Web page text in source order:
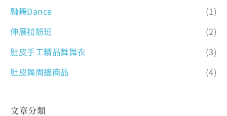
融舞Dance
(1)
伸展拉筋班
(2)
肚皮手工精品舞舞衣
(3)
肚皮舞周邊商品
(4)
文章分類